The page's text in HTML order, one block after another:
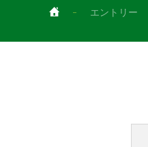
エントリー